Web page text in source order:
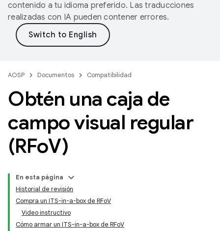
contenido a tu idioma preferido. Las traducciones
realizadas con IA pueden contener errores.
AOSP Documentos Compatibilidad
Obtén una caja de
campo visual regular
(RFoV)
En esta página
Historial de revisión
Compra un ITS-in-a-box de RFoV
Video instructivo
Cómo armar un ITS-in-a-box de RFoV